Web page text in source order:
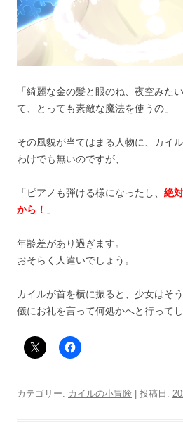
「綺麗な金の髪と眼のね、夜空みた
て、とっても素敵な魔法を使うの」
その風貌が当てはまる人物に、カイ
わけでも無いのですが、
「ピアノも弾ける様になったし、 絶
から！
」
年齢差があり過ぎます。
おそらく人違いでしょう。
カイルが首を横に振ると、少女はそ
儀にお礼を言って何処かへと行ってし
カテゴリー: カイルの小冒険 | 投稿日: